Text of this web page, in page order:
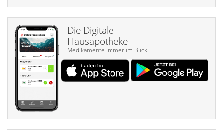
Die Digitale
Hausapotheke
Medikamente immer im Blick